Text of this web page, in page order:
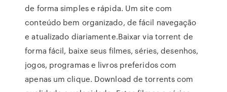
de forma simples e rápida. Um site com
conteúdo bem organizado, de fácil navegação
e atualizado diariamente.Baixar via torrent de
forma fácil, baixe seus filmes, séries, desenhos,
jogos, programas e livros preferidos com
apenas um clique. Download de torrents com